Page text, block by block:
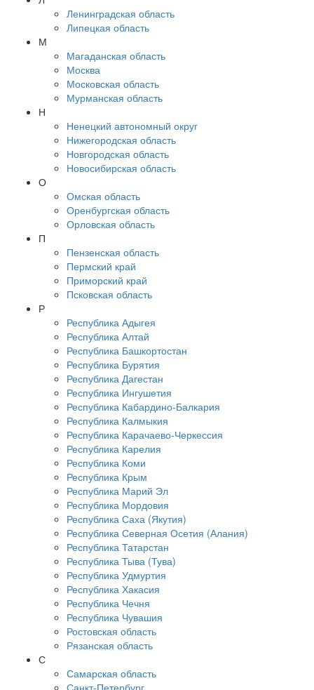
Ленинградская область
Липецкая область
М
Магаданская область
Москва
Московская область
Мурманская область
Н
Ненецкий автономный округ
Нижегородская область
Новгородская область
Новосибирская область
О
Омская область
Оренбургская область
Орловская область
П
Пензенская область
Пермский край
Приморский край
Псковская область
Р
Республика Адыгея
Республика Алтай
Республика Башкортостан
Республика Бурятия
Республика Дагестан
Республика Ингушетия
Республика Кабардино-Балкария
Республика Калмыкия
Республика Карачаево-Черкессия
Республика Карелия
Республика Коми
Республика Крым
Республика Марий Эл
Республика Мордовия
Республика Саха (Якутия)
Республика Северная Осетия (Алания)
Республика Татарстан
Республика Тыва (Тува)
Республика Удмуртия
Республика Хакасия
Республика Чечня
Республика Чувашия
Ростовская область
Рязанская область
С
Самарская область
Санкт-Петербург